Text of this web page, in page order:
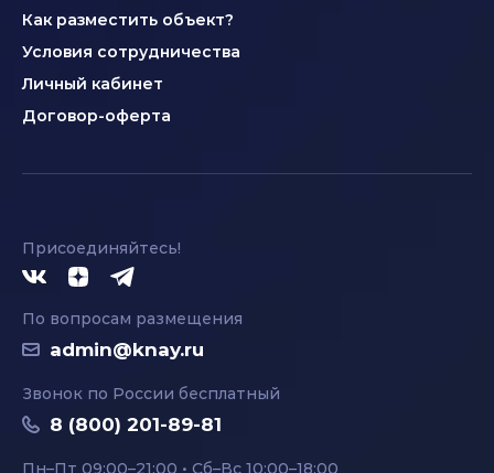
Как разместить объект?
Условия сотрудничества
Личный кабинет
Договор-оферта
Присоединяйтесь!
По вопросам размещения
admin@knay.ru
Звонок по России бесплатный
8 (800) 201-89-81